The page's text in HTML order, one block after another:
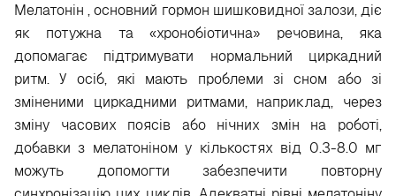
Мелатонін , основний гормон шишковидної залози, діє
як потужна та «хронобіотична» речовина, яка
допомагає підтримувати нормальний циркадний
ритм. У осіб, які мають проблеми зі сном або зі
зміненими циркадними ритмами, наприклад, через
зміну часових поясів або нічних змін на роботі,
добавки з мелатоніном у кількостях від 0.3-8.0 мг
можуть допомогти забезпечити повторну